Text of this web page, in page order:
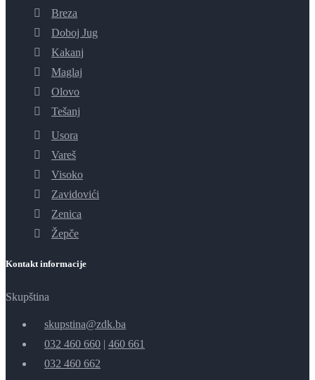
Breza
Doboj Jug
Kakanj
Maglaj
Olovo
Tešanj
Usora
Vareš
Visoko
Zavidovići
Zenica
Žepče
Kontakt informacije
Skupština
skupstina@zdk.ba
032 460 660 | 460 661
032 460 662